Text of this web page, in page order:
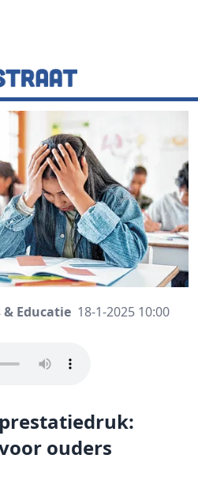
Educatie 18-1-2025 10:00
ouders